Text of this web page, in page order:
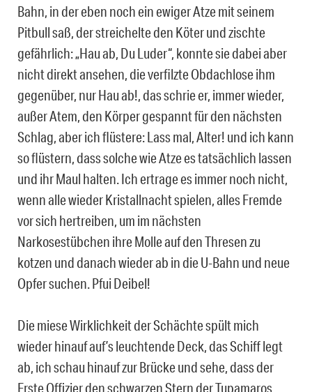
Bahn, in der eben noch ein ewiger Atze mit seinem
Pitbull saß, der streichelte den Köter und zischte
gefährlich: „Hau ab, Du Luder“, konnte sie dabei aber
nicht direkt ansehen, die verfilzte Obdachlose ihm
gegenüber, nur Hau ab!, das schrie er, immer wieder,
außer Atem, den Körper gespannt für den nächsten
Schlag, aber ich flüstere: Lass mal, Alter! und ich kann
so flüstern, dass solche wie Atze es tatsächlich lassen
und ihr Maul halten. Ich ertrage es immer noch nicht,
wenn alle wieder Kristallnacht spielen, alles Fremde
vor sich hertreiben, um im nächsten
Narkosestübchen ihre Molle auf den Thresen zu
kotzen und danach wieder ab in die U-Bahn und neue
Opfer suchen. Pfui Deibel!
Die miese Wirklichkeit der Schächte spült mich
wieder hinauf auf’s leuchtende Deck, das Schiff legt
ab, ich schau hinauf zur Brücke und sehe, dass der
Erste Offizier den schwarzen Stern der Tupamaros